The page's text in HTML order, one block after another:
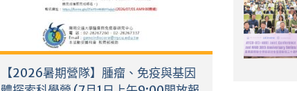
【2026暑期營隊】腫瘤、免疫與基因